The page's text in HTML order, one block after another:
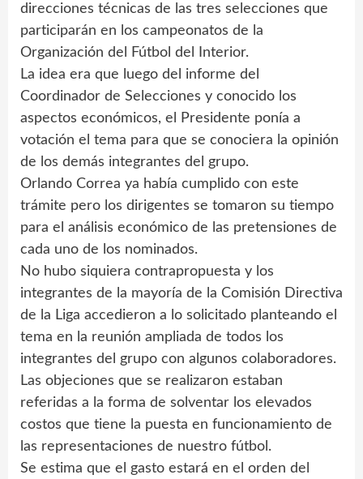
direcciones técnicas de las tres selecciones que
participarán en los campeonatos de la
Organización del Fútbol del Interior.
La idea era que luego del informe del
Coordinador de Selecciones y conocido los
aspectos económicos, el Presidente ponía a
votación el tema para que se conociera la opinión
de los demás integrantes del grupo.
Orlando Correa ya había cumplido con este
trámite pero los dirigentes se tomaron su tiempo
para el análisis económico de las pretensiones de
cada uno de los nominados.
No hubo siquiera contrapropuesta y los
integrantes de la mayoría de la Comisión Directiva
de la Liga accedieron a lo solicitado planteando el
tema en la reunión ampliada de todos los
integrantes del grupo con algunos colaboradores.
Las objeciones que se realizaron estaban
referidas a la forma de solventar los elevados
costos que tiene la puesta en funcionamiento de
las representaciones de nuestro fútbol.
Se estima que el gasto estará en el orden del